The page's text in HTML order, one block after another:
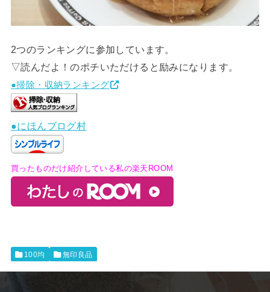
2つのランキングに参加しています。
▽読んだよ！のポチいただけると励みになります。
●掃除・収納ランキング
●にほんブログ村
買ったものだけ紹介している私の楽天ROOM
100均 無印良品